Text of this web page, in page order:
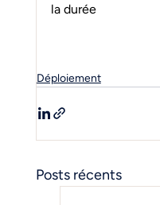
la durée
Déploiement
Posts récents